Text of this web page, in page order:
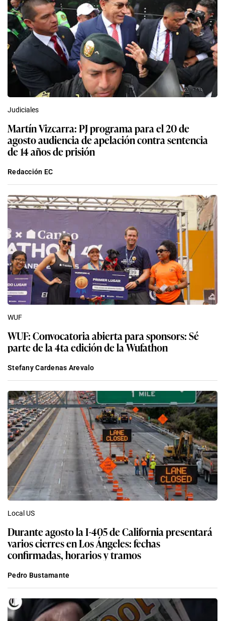
Judiciales
Martín Vizcarra: PJ programa para el 20 de
agosto audiencia de apelación contra sentencia
de 14 años de prisión
Redacción EC
WUF
WUF: Convocatoria abierta para sponsors: Sé
parte de la 4ta edición de la Wufathon
Stefany Cardenas Arevalo
Local US
Durante agosto la I-405 de California presentará
varios cierres en Los Ángeles: fechas
confirmadas, horarios y tramos
Pedro Bustamante